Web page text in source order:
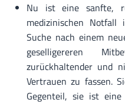
Nu ist eine sanfte,
medizinischen
Suche nach einem
geselligereren
zurückhaltender und
Vertrauen zu fassen.
Gegenteil, sie ist